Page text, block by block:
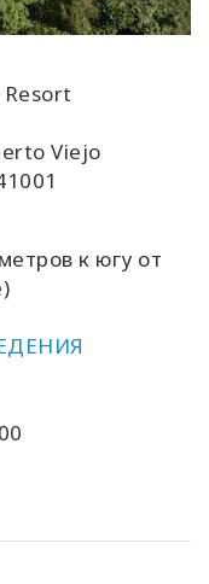
Resort
Viejo
к югу от